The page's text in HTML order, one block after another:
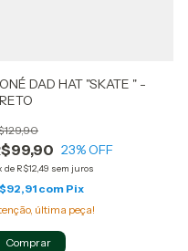
DAD HAT "SKATE " -
23% OFF
de R$12,49 sem juros
com Pix
última peça!
Comprar